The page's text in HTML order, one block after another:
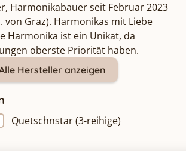
Harmonikabauer seit Februar 2023
von Graz). Harmonikas mit Liebe
Harmonika ist ein Unikat, da
oberste Priorität haben.
Hersteller anzeigen
Quetschnstar (3-reihige)